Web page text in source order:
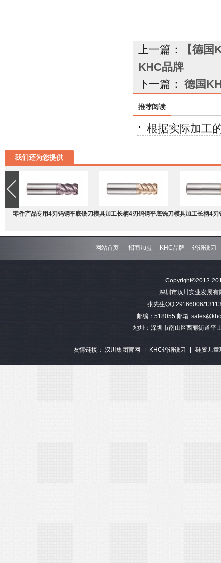
上一篇：
【德
KHC品牌
下一篇： 德国
推荐阅读
根据实际加工
我们还为您提供
零件产品专用4刃钨钢平底铣刀模具加工长柄4刃钨钢平底铣刀模具加工长柄4刃
钢平底
网站首页 招商加盟 KHC品牌 钨钢铣刀
Copyright©2012-
深圳市汉川实业发展
张先生QQ:29166006/
邮编：518055 邮箱:
地址：深圳市南山区西丽街道平
友情链接： 汉川集团官网 | KHC钨钢铣刀 | 硅胶儿童